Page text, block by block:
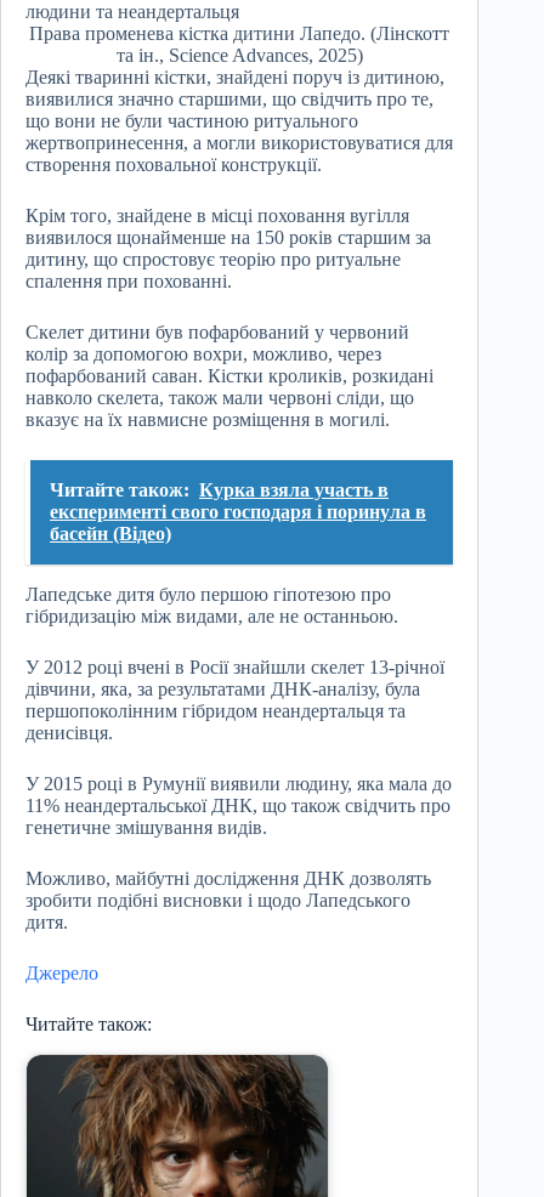
Права променева кістка дитини Лапедо. (Лінскотт
та ін., Science Advances, 2025)
Деякі тваринні кістки, знайдені поруч із дитиною,
виявилися значно старшими, що свідчить про те,
що вони не були частиною ритуального
жертвопринесення, а могли використовуватися для
створення поховальної конструкції.
Крім того, знайдене в місці поховання вугілля
виявилося щонайменше на 150 років старшим за
дитину, що спростовує теорію про ритуальне
спалення при похованні.
Скелет дитини був пофарбований у червоний
колір за допомогою вохри, можливо, через
пофарбований саван. Кістки кроликів, розкидані
навколо скелета, також мали червоні сліди, що
вказує на їх навмисне розміщення в могилі.
Читайте також: Курка взяла участь в
експерименті свого господаря і поринула в
басейн (Відео)
Лапедське дитя було першою гіпотезою про
гібридизацію між видами, але не останньою.
У 2012 році вчені в Росії знайшли скелет 13-річної
дівчини, яка, за результатами ДНК-аналізу, була
першопоколінним гібридом неандертальця та
денисівця.
У 2015 році в Румунії виявили людину, яка мала до
11% неандертальської ДНК, що також свідчить про
генетичне змішування видів.
Можливо, майбутні дослідження ДНК дозволять
зробити подібні висновки і щодо Лапедського
дитя.
Джерело
Читайте також: